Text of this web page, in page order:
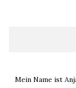
Mein Name ist